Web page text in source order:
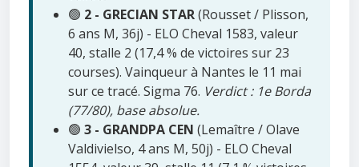
🟢 2 - GRECIAN STAR(Rousset / Plisson,
6 ans M, 36j) - ELO Cheval 1583, valeur
40, stalle 2 (17,4 % de victoires sur 23
courses). Vainqueur à Nantes le 11 mai
sur ce tracé. Sigma 76. Verdict : 1e Borda
(77/80), base absolue.
🟢 3 - GRANDPA CEN (Lemaître / Olave
Valdivielso, 4 ans M, 50j) - ELO Cheval